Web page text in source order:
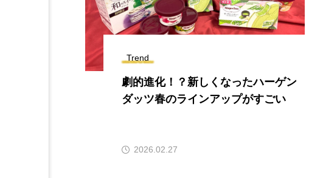
Trend
劇的進化！？新しくなったハーゲン
ダッツ春のラインアップがすごい
2026.02.27